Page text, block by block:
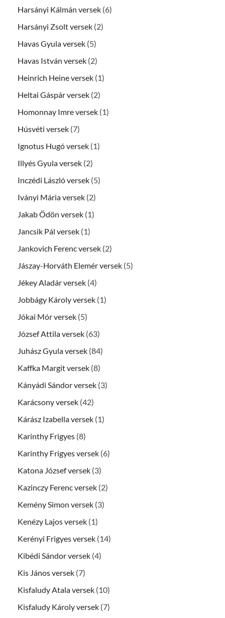
Harsányi Kálmán versek (6)
Harsányi Zsolt versek (2)
Havas Gyula versek (5)
Havas István versek (2)
Heinrich Heine versek (1)
Heltai Gáspár versek (2)
Homonnay Imre versek (1)
Húsvéti versek (7)
Ignotus Hugó versek (1)
Illyés Gyula versek (2)
Inczédi László versek (5)
Iványi Mária versek (2)
Jakab Ödön versek (1)
Jancsik Pál versek (1)
Jankovich Ferenc versek (2)
Jászay-Horváth Elemér versek (5)
Jékey Aladár versek (4)
Jobbágy Károly versek (1)
Jókai Mór versek (5)
József Attila versek (63)
Juhász Gyula versek (84)
Kaffka Margit versek (8)
Kányádi Sándor versek (3)
Karácsony versek (42)
Kárász Izabella versek (1)
Karinthy Frigyes (8)
Karinthy Frigyes versek (6)
Katona József versek (3)
Kazinczy Ferenc versek (2)
Kemény Simon versek (3)
Kenézy Lajos versek (1)
Kerényi Frigyes versek (14)
Kibédi Sándor versek (4)
Kis János versek (7)
Kisfaludy Atala versek (10)
Kisfaludy Károly versek (7)